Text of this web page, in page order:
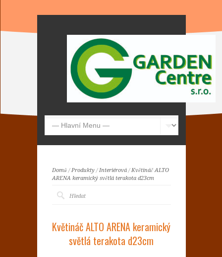
Domů /Produkty/Interiérová/Květináč ALTO
ARENA keramický světlá terakota d23cm
Květináč ALTO ARENA keramický
světlá terakota d23cm